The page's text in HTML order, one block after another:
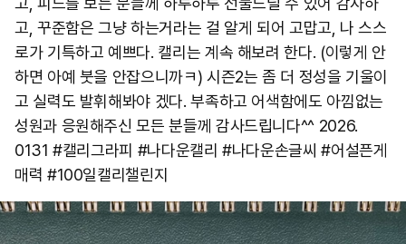
고, 꾸준함은 그냥 하는거라는 걸 알게 되어 고맙고, 나 스스
로가 기특하고 예쁘다. 캘리는 계속 해보려 한다. (이렇게 안
하면 아예 붓을 안잡으니까ㅋ) 시즌2는 좀 더 정성을 기울이
고 실력도 발휘해봐야 겠다. 부족하고 어색함에도 아낌없는
성원과 응원해주신 모든 분들께 감사드립니다^^ 2026.
0131 #캘리그라피 #나다운캘리 #나다운손글씨 #어설픈게
매력 #100일캘리챌린지